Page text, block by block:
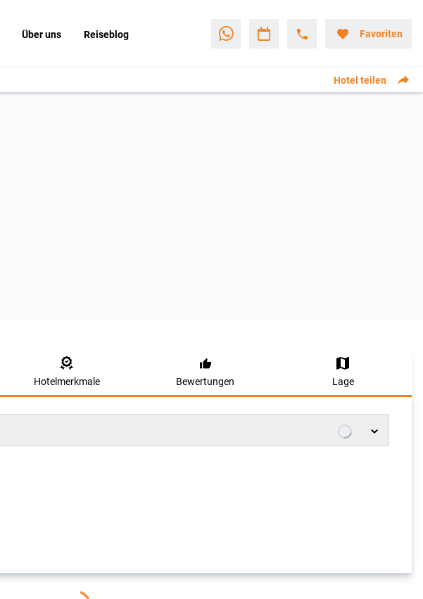
Über uns Reiseblog Favoriten
Hotel teilen
Hotelmerkmale Bewertungen Lage